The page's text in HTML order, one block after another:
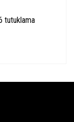
tutuklama